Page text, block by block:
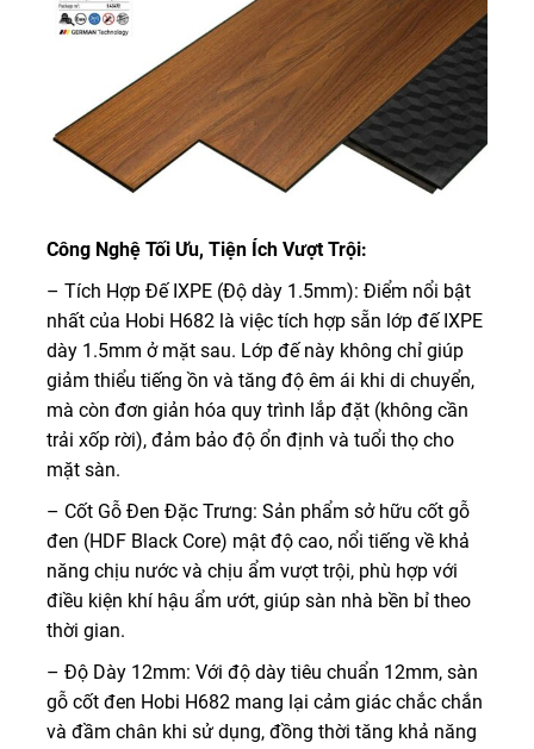
Công Nghệ Tối Ưu, Tiện Ích Vượt Trội:
– Tích Hợp Đế IXPE (Độ dày 1.5mm): Điểm nổi bật
nhất của Hobi H682 là việc tích hợp sẵn lớp đế IXPE
dày 1.5mm ở mặt sau. Lớp đế này không chỉ giúp
giảm thiểu tiếng ồn và tăng độ êm ái khi di chuyển,
mà còn đơn giản hóa quy trình lắp đặt (không cần
trải xốp rời), đảm bảo độ ổn định và tuổi thọ cho
mặt sàn.
– Cốt Gỗ Đen Đặc Trưng: Sản phẩm sở hữu cốt gỗ
đen (HDF Black Core) mật độ cao, nổi tiếng về khả
năng chịu nước và chịu ẩm vượt trội, phù hợp với
điều kiện khí hậu ẩm ướt, giúp sàn nhà bền bỉ theo
thời gian.
– Độ Dày 12mm: Với độ dày tiêu chuẩn 12mm, sàn
gỗ cốt đen Hobi H682 mang lại cảm giác chắc chắn
và đầm chân khi sử dụng, đồng thời tăng khả năng